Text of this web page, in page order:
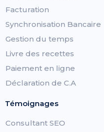
Facturation
Synchronisation Bancaire
Gestion du temps
Livre des recettes
Paiement en ligne
Déclaration de C.A
Témoignages
Consultant SEO